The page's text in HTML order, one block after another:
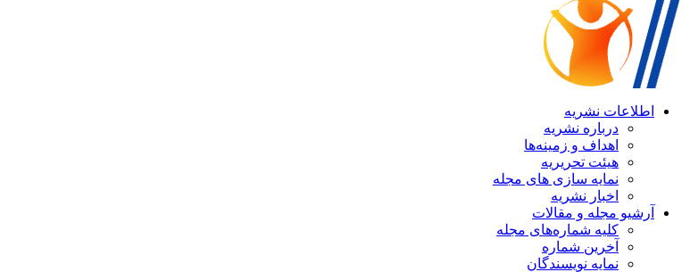
اطلاعات نشریه
درباره نشریه
اهداف و زمینه‌ها
هیئت تحریریه
نمایه سازی های مجله
اخبار نشریه
آرشیو مجله و مقالات
کلیه شماره‌های مجله
آخرین شماره
نمایه نویسندگان